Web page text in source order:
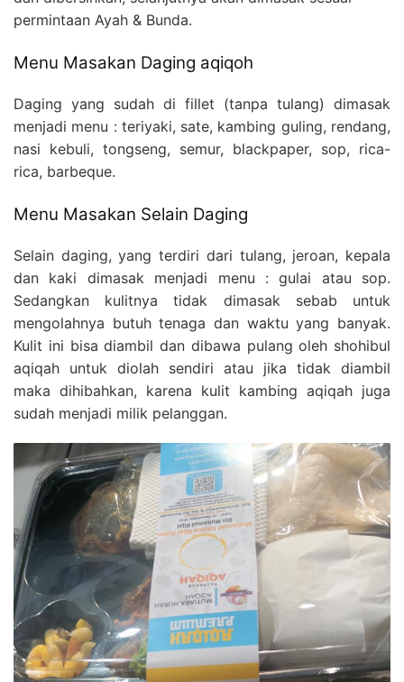
permintaan Ayah & Bunda.
Menu Masakan Daging aqiqoh
Daging yang sudah di fillet (tanpa tulang) dimasak
menjadi menu : teriyaki, sate, kambing guling, rendang,
nasi kebuli, tongseng, semur, blackpaper, sop, rica-
rica, barbeque.
Menu Masakan Selain Daging
Selain daging, yang terdiri dari tulang, jeroan, kepala
dan kaki dimasak menjadi menu : gulai atau sop.
Sedangkan kulitnya tidak dimasak sebab untuk
mengolahnya butuh tenaga dan waktu yang banyak.
Kulit ini bisa diambil dan dibawa pulang oleh shohibul
aqiqah untuk diolah sendiri atau jika tidak diambil
maka dihibahkan, karena kulit kambing aqiqah juga
sudah menjadi milik pelanggan.